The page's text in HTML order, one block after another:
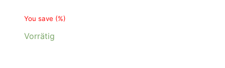
You save (%)
Vorrätig